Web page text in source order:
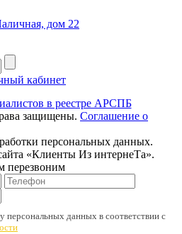
дом 22
кабинет
защищены. Соглашение о
персональных данных.
«Клиенты Из интернеТа».
перезвоним
персональных данных в соответствии с